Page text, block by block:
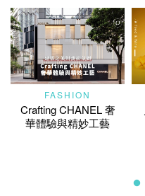
FASHION
Crafting CHANEL 奢
華體驗與精妙工藝